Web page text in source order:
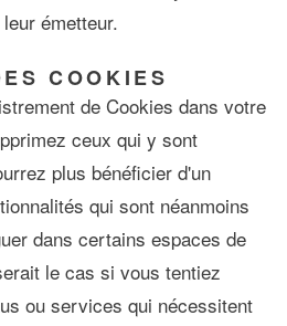
émetteur.
COOKIES
de Cookies dans votre
ceux qui y sont
plus bénéficier d'un
qui sont néanmoins
dans certains espaces de
le cas si vous tentiez
ou services qui nécessitent